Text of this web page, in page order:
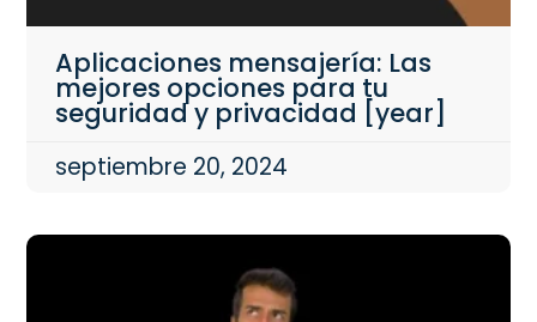
Aplicaciones mensajería: Las
mejores opciones para tu
seguridad y privacidad [year]
septiembre 20, 2024